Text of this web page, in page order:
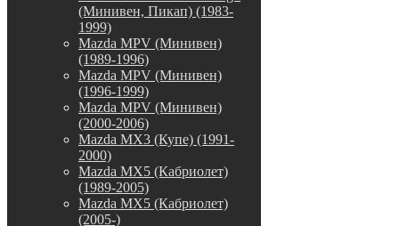
(Минивен, Пикап) (1983-
1999)
Mazda MPV (Минивен)
(1989-1996)
Mazda MPV (Минивен)
(1996-1999)
Mazda MPV (Минивен)
(2000-2006)
Mazda MX3 (Купе) (1991-
2000)
Mazda MX5 (Кабриолет)
(1989-2005)
Mazda MX5 (Кабриолет)
(2005-)